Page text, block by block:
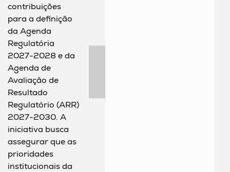
contribuições
para a definição
da Agenda
Regulatória
2027-2028 e da
Agenda de
Avaliação de
Resultado
Regulatório (ARR)
2027-2030. A
iniciativa busca
assegurar que as
prioridades
institucionais da